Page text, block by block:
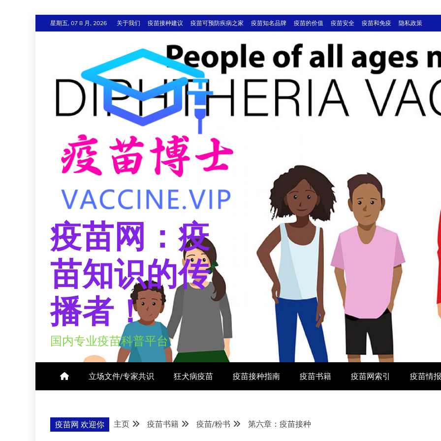
至
星期五, 07 8 月, 2026 关于我们 疫苗接种建议 疫苗可预防疾病之家 疫苗知名品牌 疫苗的价值 疫苗安全 疫苗和免疫 隐私政策
疫苗网：疫
苗知识的传
播者！
国内专业疫苗科普平台
立场文件/专家共识 狂犬病疫苗 疫苗接种指南 疫苗书籍 疫苗网索引 疫苗情
疫苗网 欢迎你 主页 疫苗书籍 疫苗/粉书 第六章：疫苗接种